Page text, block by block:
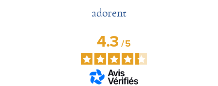
adorent
4.3/5